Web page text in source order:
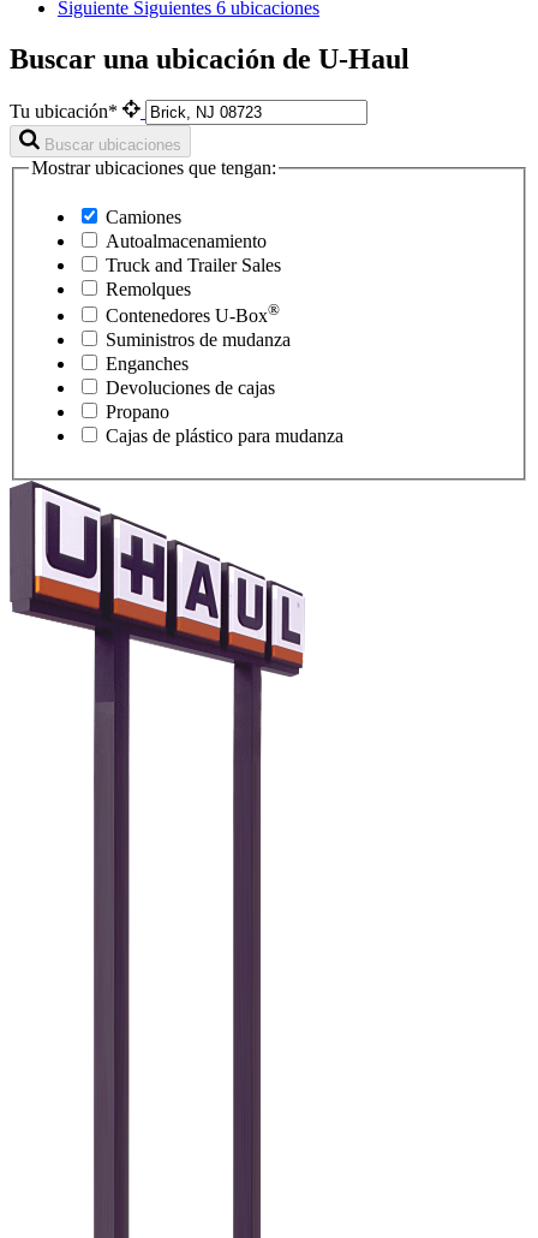
Siguiente Siguientes 6 ubicaciones
Buscar una ubicación de U-Haul
Tu ubicación*
Buscar ubicaciones
Mostrar ubicaciones que tengan:
Camiones
Autoalmacenamiento
Truck and Trailer Sales
Remolques
Contenedores U-Box®
Suministros de mudanza
Enganches
Devoluciones de cajas
Propano
Cajas de plástico para mudanza